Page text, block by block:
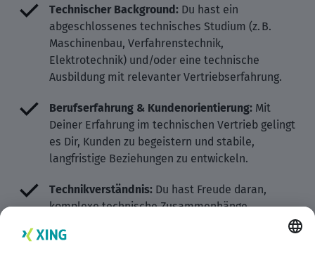
Technischer Background: Du hast ein
abgeschlossenes technisches Studium (z. B.
Maschinenbau, Verfahrenstechnik,
Elektrotechnik) und/oder eine technische
Ausbildung mit relevanter Vertriebserfahrung.
Berufserfahrung & Kundenorientierung: Mit
Deiner Erfahrung im technischen Vertrieb gelingt
es Dir, Kunden zu begeistern und stabile,
langfristige Beziehungen zu entwickeln.
Technikverständnis: Du hast Freude daran,
komplexe technische Zusammenhänge